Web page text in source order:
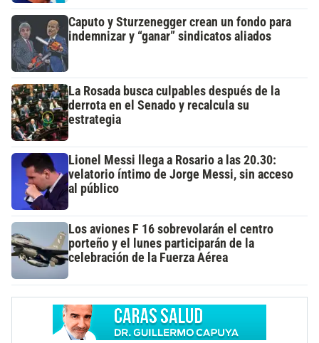
Caputo y Sturzenegger crean un fondo para
indemnizar y “ganar” sindicatos aliados
La Rosada busca culpables después de la
derrota en el Senado y recalcula su
estrategia
Lionel Messi llega a Rosario a las 20.30:
velatorio íntimo de Jorge Messi, sin acceso
al público
Los aviones F 16 sobrevolarán el centro
porteño y el lunes participarán de la
celebración de la Fuerza Aérea